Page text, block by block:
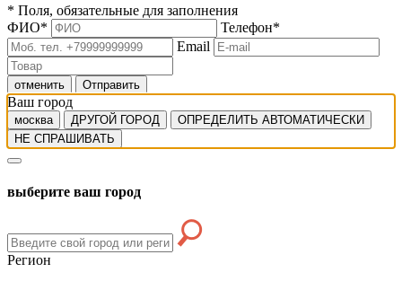
* Поля, обязательные для заполнения
ФИО* Телефон*
Email
отменить Отправить
Ваш город
москва ДРУГОЙ ГОРОД
ОПРЕДЕЛИТЬ АВТОМАТИЧЕСКИ
НЕ СПРАШИВАТЬ
выберите ваш город
Регион